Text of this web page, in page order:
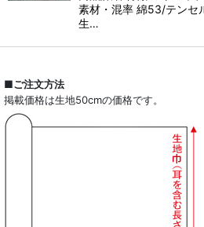
素材・混率 綿53/テンセ
生…
■ご注文方法
掲載価格は生地50cmの価格です。